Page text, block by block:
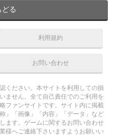
どる
利用規約
お問い合わせ
ください。本サイトを利用しての損
ません。全て自己責任でのご利用を
ファンサイトです。サイト内に掲載
」「画像」「内容」「データ」など
ます。ゲームに関するお問い合わせ
様へご連絡下さいますようお願いい